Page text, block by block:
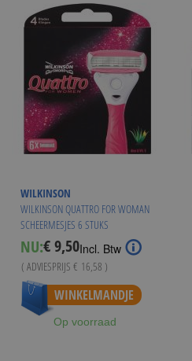
WILKINSON
WILKINSON QUATTRO FOR WOMAN
SCHEERMESJES 6 STUKS
NU:Special
Price
€ 9,50Incl. Btw
( ADVIESPRIJS € 16,58 )
Vanaf € 8,99
WINKELMANDJE
Op voorraad